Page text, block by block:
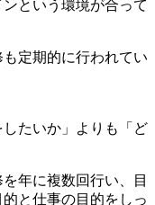
という環境が合って
定期的に行われてい
たいか」よりも「ど
年に複数回行い、目
と仕事の目的をしっ